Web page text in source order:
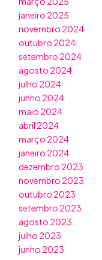
janeiro 2025
novembro 2024
outubro 2024
setembro 2024
agosto 2024
julho 2024
junho 2024
maio 2024
abril 2024
março 2024
janeiro 2024
dezembro 2023
novembro 2023
outubro 2023
setembro 2023
agosto 2023
julho 2023
junho 2023